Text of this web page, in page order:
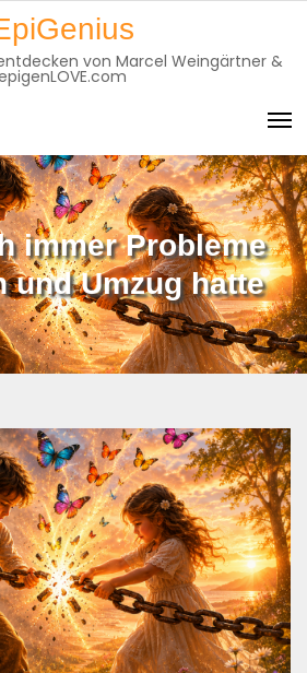
von Marcel Weingärtner &
immer Probleme
und Umzug hatte